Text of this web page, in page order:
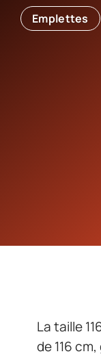
Emplettes
La taille
de 116